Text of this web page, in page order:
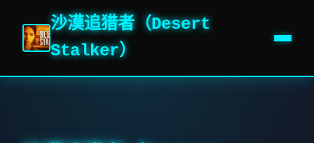
沙漠追猎者（Desert
Stalker）